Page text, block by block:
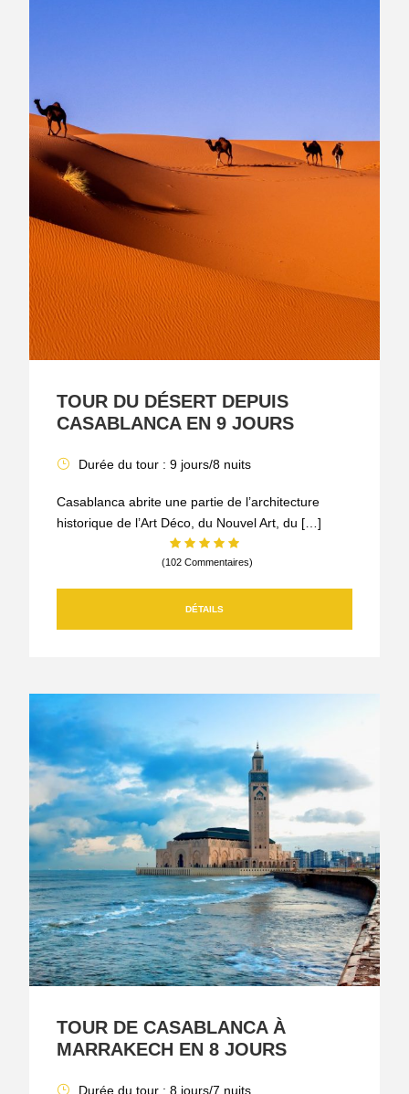
TOUR DU DÉSERT DEPUIS
CASABLANCA EN 9 JOURS
Durée du tour : 9 jours/8 nuits
Casablanca abrite une partie de l’architecture
historique de l’Art Déco, du Nouvel Art, du […]
(102 Commentaires)
DÉTAILS
TOUR DE CASABLANCA À
MARRAKECH EN 8 JOURS
Durée du tour : 8 jours/7 nuits